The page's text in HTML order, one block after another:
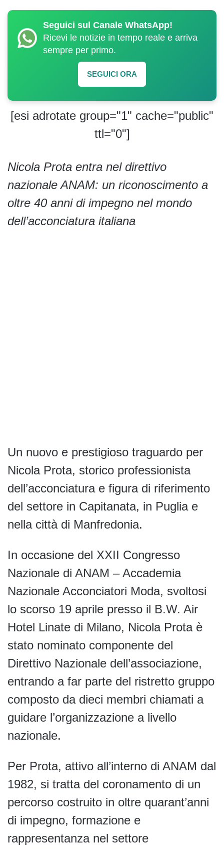
Seguici sul Canale WhatsApp!
Ricevi le notizie in tempo reale e arriva
sempre per primo.
SEGUICI ORA
[esi adrotate group="1" cache="public"
ttl="0"]
Nicola Prota entra nel direttivo
nazionale ANAM: un riconoscimento a
oltre 40 anni di impegno nel mondo
dell’acconciatura italiana
Un nuovo e prestigioso traguardo per
Nicola Prota, storico professionista
dell’acconciatura e figura di riferimento
del settore in Capitanata, in Puglia e
nella città di Manfredonia.
In occasione del XXII Congresso
Nazionale di ANAM – Accademia
Nazionale Acconciatori Moda, svoltosi
lo scorso 19 aprile presso il B.W. Air
Hotel Linate di Milano, Nicola Prota è
stato nominato componente del
Direttivo Nazionale dell’associazione,
entrando a far parte del ristretto gruppo
composto da dieci membri chiamati a
guidare l’organizzazione a livello
nazionale.
Per Prota, attivo all’interno di ANAM dal
1982, si tratta del coronamento di un
percorso costruito in oltre quarant’anni
di impegno, formazione e
rappresentanza nel settore